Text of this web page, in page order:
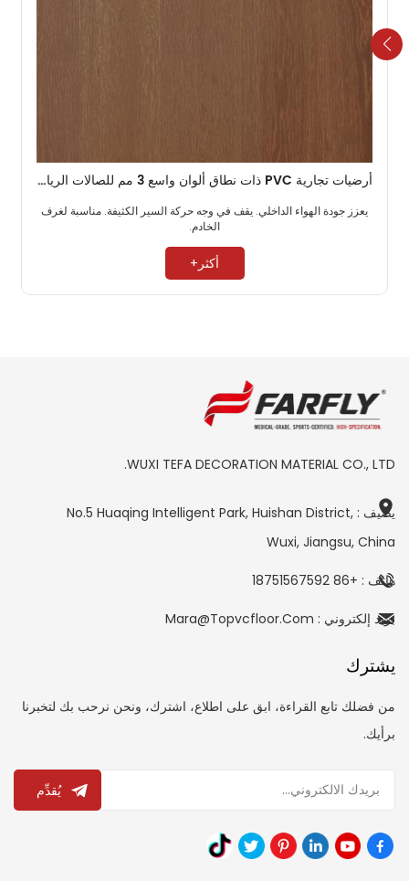
أرضيات تجارية PVC ذات نطاق ألوان واسع 3 مم للصالات الرياضية
يعزز جودة الهواء الداخلي. يقف في وجه حركة السير الكثيفة. مناسبة لغرف
الخادم. ​
أكثر+
WUXI TEFA DECORATION MATERIAL CO., LTD.
يضيف : No.5 Huaqing Intelligent Park, Huishan District,
Wuxi, Jiangsu, China
هاتف : +86 18751567592
بريد إلكتروني : Mara@topvcfloor.com
يشترك
من فضلك تابع القراءة، ابق على اطلاع، اشترك، ونحن نرحب بك لتخبرنا
برأيك.
يُقدِّم